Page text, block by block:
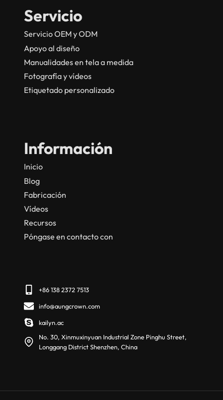
Servicio
Servicio OEM y ODM
Apoyo al diseño
Manualidades en tela a medida
Fotografía y vídeos
Etiquetado personalizado
Información
Inicio
Blog
Fabricación
Vídeos
Recursos
Póngase en contacto con
+86 138 2372 7513
info@aungcrown.com
kailyn.ac
No. 30, Xinmuxinyuan Industrial Zone Pinghu Street,
Longgang District Shenzhen, China